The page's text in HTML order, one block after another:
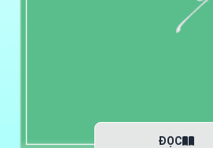
ĐỌC